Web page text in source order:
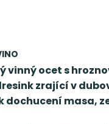
vinný ocet s
zrající v
dochucení masa,